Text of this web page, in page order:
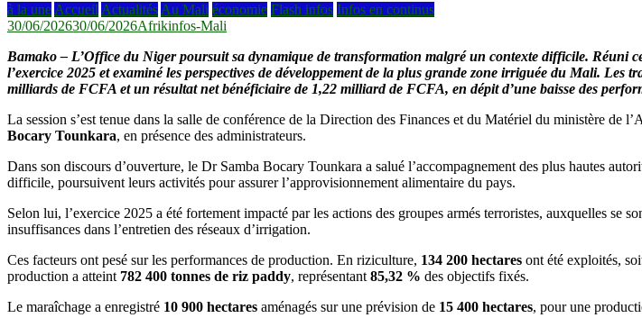
à la une Accueil Actualités Au Mali économie Flash infos Infos en continus
30/06/202630/06/2026Afrikinfos-Mali
Bamako – L’Office du Niger poursuit sa dynamique de transformation malgré un contexte difficile. Réuni
l’exercice 2025 et examiné les perspectives de développement de la plus grande zone irriguée du Mali.
milliards de FCFA et un résultat net bénéficiaire de 1,22 milliard de FCFA, en dépit d’une baisse des
La session s’est tenue dans la salle de conférence de la Direction des Finances et du Matériel du ministère de
Bocary Tounkara, en présence des administrateurs.
Dans son discours d’ouverture, le Dr Samba Bocary Tounkara a salué l’accompagnement des plus hautes
difficile, poursuivent leurs activités pour assurer l’approvisionnement alimentaire du pays.
Selon lui, l’exercice 2025 a été fortement impacté par les actions des groupes armés terroristes, auxquelles se
insuffisances dans l’entretien des réseaux d’irrigation.
Ces facteurs ont pesé sur les performances de production. En riziculture, 134 200 hectares ont été exploités,
production a atteint 782 400 tonnes de riz paddy, représentant 85,32 % des objectifs fixés.
Le maraîchage a enregistré 10 900 hectares aménagés sur une prévision de 15 400 hectares, pour une